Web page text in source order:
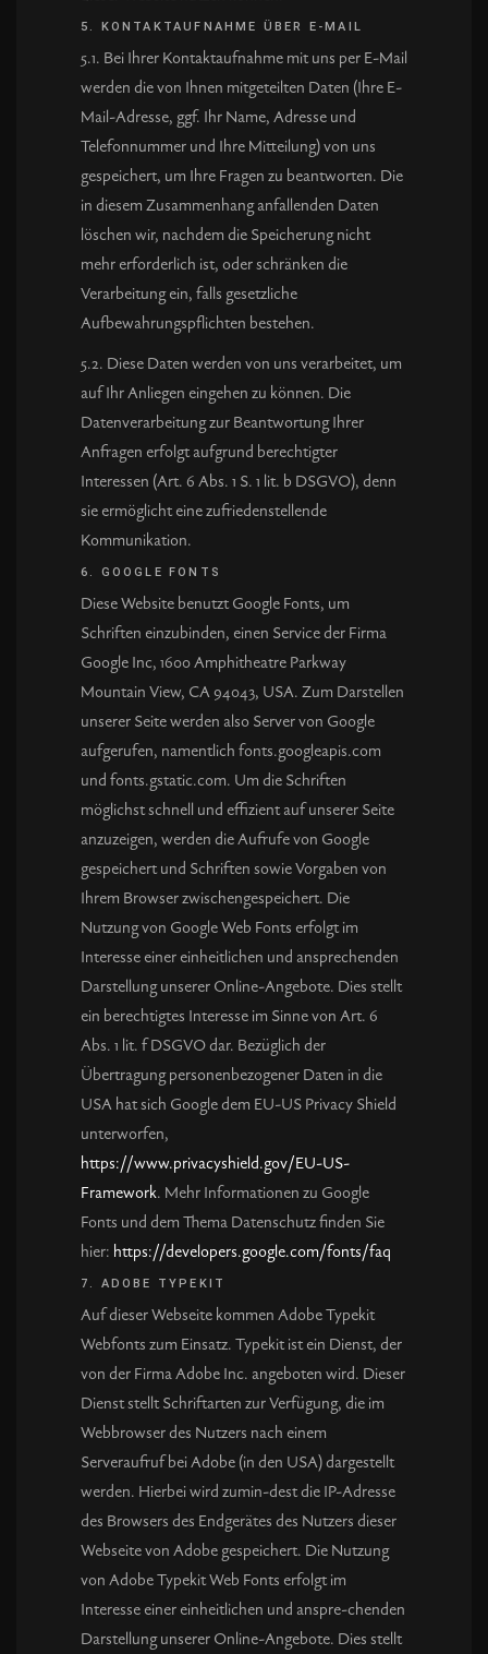
5. KONTAKTAUFNAHME ÜBER E-MAIL
5.1. Bei Ihrer Kontaktaufnahme mit uns per E-Mail
werden die von Ihnen mitgeteilten Daten (Ihre E-
Mail-Adresse, ggf. Ihr Name, Adresse und
Telefonnummer und Ihre Mitteilung) von uns
gespeichert, um Ihre Fragen zu beantworten. Die
in diesem Zusammenhang anfallenden Daten
löschen wir, nachdem die Speicherung nicht
mehr erforderlich ist, oder schränken die
Verarbeitung ein, falls gesetzliche
Aufbewahrungspflichten bestehen.
5.2. Diese Daten werden von uns verarbeitet, um
auf Ihr Anliegen eingehen zu können. Die
Datenverarbeitung zur Beantwortung Ihrer
Anfragen erfolgt aufgrund berechtigter
Interessen (Art. 6 Abs. 1 S. 1 lit. b DSGVO), denn
sie ermöglicht eine zufriedenstellende
Kommunikation.
6. GOOGLE FONTS
Diese Website benutzt Google Fonts, um
Schriften einzubinden, einen Service der Firma
Google Inc, 1600 Amphitheatre Parkway
Mountain View, CA 94043, USA. Zum Darstellen
unserer Seite werden also Server von Google
aufgerufen, namentlich fonts.googleapis.com
und fonts.gstatic.com. Um die Schriften
möglichst schnell und effizient auf unserer Seite
anzuzeigen, werden die Aufrufe von Google
gespeichert und Schriften sowie Vorgaben von
Ihrem Browser zwischengespeichert. Die
Nutzung von Google Web Fonts erfolgt im
Interesse einer einheitlichen und ansprechenden
Darstellung unserer Online-Angebote. Dies stellt
ein berechtigtes Interesse im Sinne von Art. 6
Abs. 1 lit. f DSGVO dar. Bezüglich der
Übertragung personenbezogener Daten in die
USA hat sich Google dem EU-US Privacy Shield
unterworfen,
https://www.privacyshield.gov/EU-US-
Framework. Mehr Informationen zu Google
Fonts und dem Thema Datenschutz finden Sie
hier: https://developers.google.com/fonts/faq
7. ADOBE TYPEKIT
Auf dieser Webseite kommen Adobe Typekit
Webfonts zum Einsatz. Typekit ist ein Dienst, der
von der Firma Adobe Inc. angeboten wird. Dieser
Dienst stellt Schriftarten zur Verfügung, die im
Webbrowser des Nutzers nach einem
Serveraufruf bei Adobe (in den USA) dargestellt
werden. Hierbei wird zumin-dest die IP-Adresse
des Browsers des Endgerätes des Nutzers dieser
Webseite von Adobe gespeichert. Die Nutzung
von Adobe Typekit Web Fonts erfolgt im
Interesse einer einheitlichen und anspre-chenden
Darstellung unserer Online-Angebote. Dies stellt